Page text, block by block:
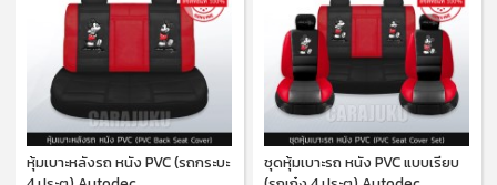
หุ้มเบาะหลังรถ หนัง PVC (รถกระบะ
ชุดหุ้มเบาะรถ หนัง PVC แบบเรียบ